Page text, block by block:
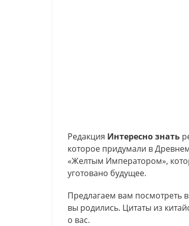
Редакция Интересно знать
которое придумали в
«Желтым Императором»,
уготовано будущее.
Предлагаем вам посмотреть
вы родились. Цитаты из
о вас.